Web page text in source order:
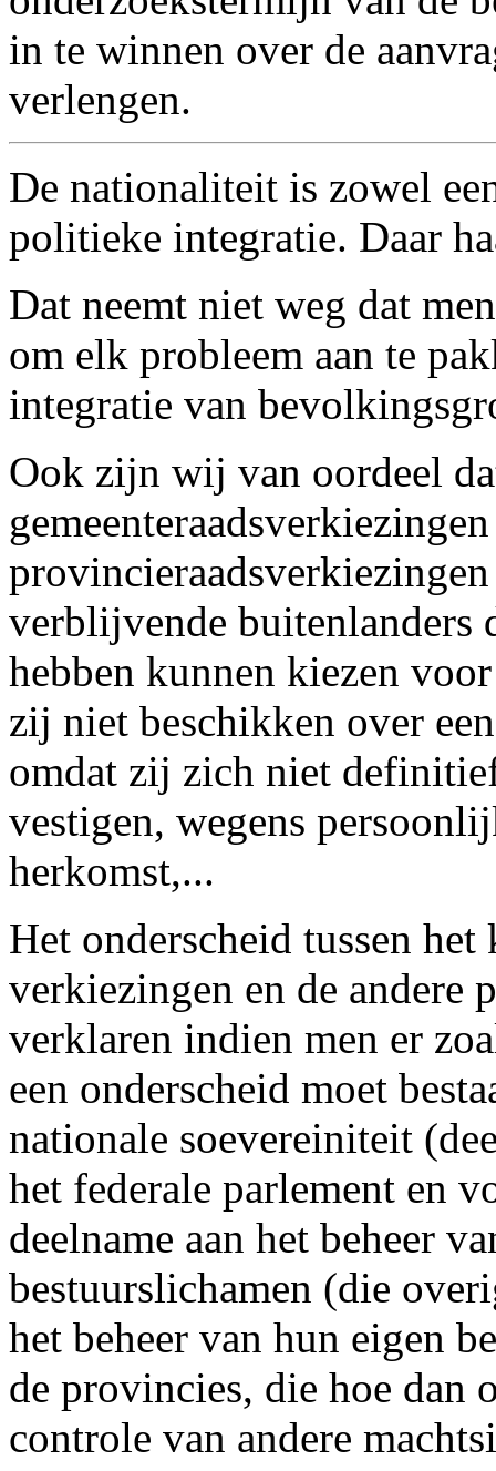
in te winnen over de
verlengen.
De nationaliteit is zowel
politieke integratie. Daar
Dat neemt niet weg dat
om elk probleem aan te
integratie van
Ook zijn wij van oordeel
verblijvende buitenlanders
hebben kunnen kiezen
zij niet beschikken over
omdat zij zich niet
vestigen, wegens
herkomst,...
Het onderscheid tussen
verkiezingen en de andere
verklaren indien men er
een onderscheid moet
nationale soevereiniteit
het federale parlement en
deelname aan het beheer
bestuurslichamen (die
het beheer van hun eigen
de provincies, die hoe dan
controle van andere